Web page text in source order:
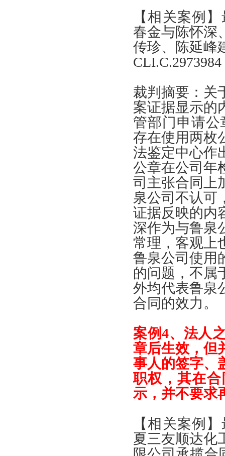
【相关案例 】
春金与陈怀深
传珍、 陈延峰
CLI.C.2973984
裁判摘要 ： 关
案证据显示的
管部门申请公
存在使用两枚
法鉴定中心作
公章在公司年
司主张合同上
泉公司不认可
证据反映的内
深作为与鲁泉
常理 ， 客观上
鲁泉公司使用
的问题 ， 不属
外均代表鲁泉
合同的效力 。
案例4、 法人
章后生效 ，但
事人的签字、
职权 ，其在
示 ， 并不要求
【相关案例 】
夏三友顺达化